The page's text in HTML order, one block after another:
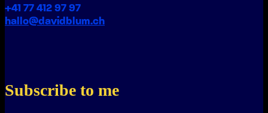
+41 77 412 97 97
hallo@davidblum.ch
Subscribe to me